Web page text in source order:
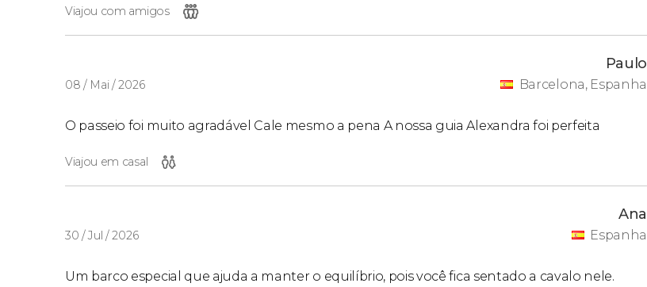
Viajou com amigos
08 / Mai / 2026
Paulo
Barcelona, Espanha
O passeio foi muito agradável Cale mesmo a pena A nossa guia Alexandra foi perfeita
Viajou em casal
30 / Jul / 2026
Ana
Espanha
Um barco especial que ajuda a manter o equilíbrio, pois você fica sentado a cavalo nele.